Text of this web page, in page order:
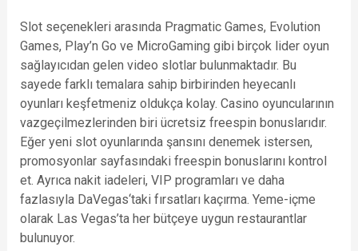
Slot seçenekleri arasında Pragmatic Games, Evolution
Games, Play’n Go ve MicroGaming gibi birçok lider oyun
sağlayıcıdan gelen video slotlar bulunmaktadır. Bu
sayede farklı temalara sahip birbirinden heyecanlı
oyunları keşfetmeniz oldukça kolay. Casino oyuncularının
vazgeçilmezlerinden biri ücretsiz freespin bonuslarıdır.
Eğer yeni slot oyunlarında şansını denemek istersen,
promosyonlar sayfasındaki freespin bonuslarını kontrol
et. Ayrıca nakit iadeleri, VIP programları ve daha
fazlasıyla DaVegas‘taki fırsatları kaçırma. Yeme-içme
olarak Las Vegas’ta her bütçeye uygun restaurantlar
bulunuyor.